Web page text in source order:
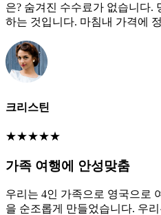
은? 숨겨진 수수료가 없습니다.
하는 것입니다. 마침내 가격에
크리스틴
★★★★★
가족 여행에 안성맞춤
우리는 4인 가족으로 영국으로
을 순조롭게 만들었습니다. 우